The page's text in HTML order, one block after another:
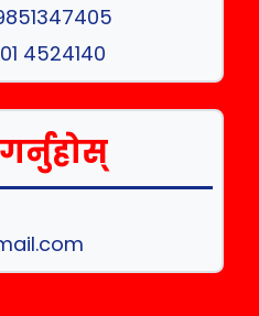
4524140